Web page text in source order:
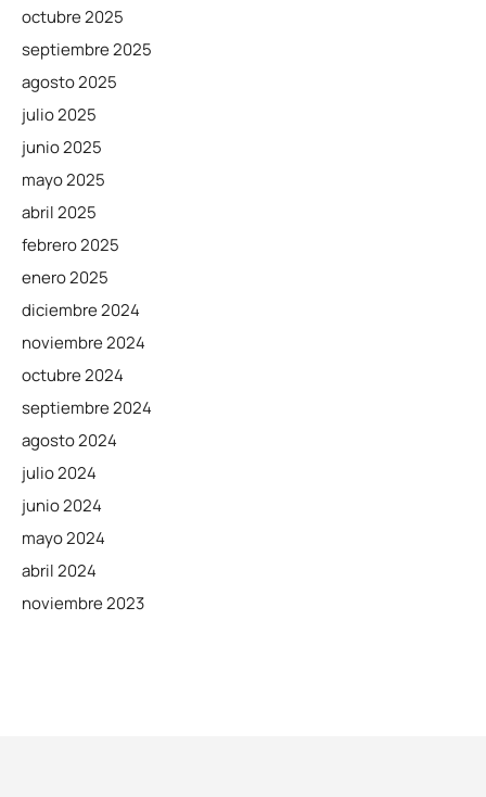
octubre 2025
septiembre 2025
agosto 2025
julio 2025
junio 2025
mayo 2025
abril 2025
febrero 2025
enero 2025
diciembre 2024
noviembre 2024
octubre 2024
septiembre 2024
agosto 2024
julio 2024
junio 2024
mayo 2024
abril 2024
noviembre 2023